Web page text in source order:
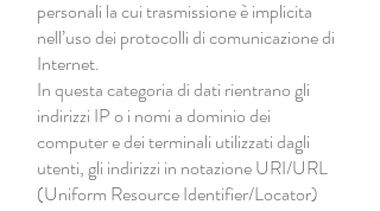
personali la cui trasmissione è implicita
nell’uso dei protocolli di comunicazione di
Internet.
In questa categoria di dati rientrano gli
indirizzi IP o i nomi a dominio dei
computer e dei terminali utilizzati dagli
utenti, gli indirizzi in notazione URI/URL
(Uniform Resource Identifier/Locator)